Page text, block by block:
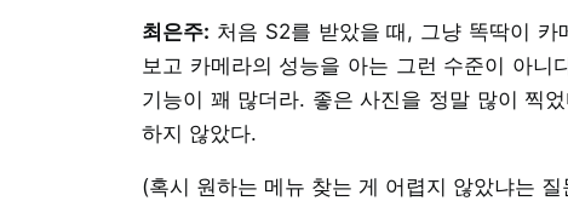
최은주: 처음 S2를 받았을 때, 그냥 똑딱이
보고 카메라의 성능을 아는 그런 수준이 아
기능이 꽤 많더라. 좋은 사진을 정말 많이 찍
하지 않았다.
(혹시 원하는 메뉴 찾는 게 어렵지 않았냐는 질